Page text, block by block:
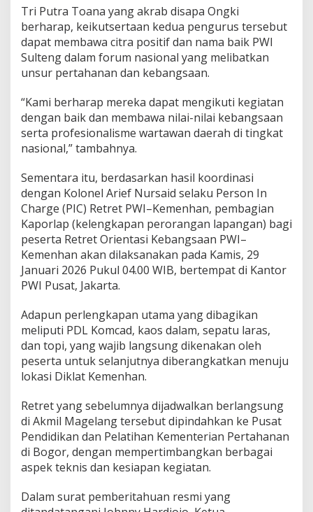
Tri Putra Toana yang akrab disapa Ongki
berharap, keikutsertaan kedua pengurus tersebut
dapat membawa citra positif dan nama baik PWI
Sulteng dalam forum nasional yang melibatkan
unsur pertahanan dan kebangsaan.
“Kami berharap mereka dapat mengikuti kegiatan
dengan baik dan membawa nilai-nilai kebangsaan
serta profesionalisme wartawan daerah di tingkat
nasional,” tambahnya.
Sementara itu, berdasarkan hasil koordinasi
dengan Kolonel Arief Nursaid selaku Person In
Charge (PIC) Retret PWI–Kemenhan, pembagian
Kaporlap (kelengkapan perorangan lapangan) bagi
peserta Retret Orientasi Kebangsaan PWI–
Kemenhan akan dilaksanakan pada Kamis, 29
Januari 2026 Pukul 04.00 WIB, bertempat di Kantor
PWI Pusat, Jakarta.
Adapun perlengkapan utama yang dibagikan
meliputi PDL Komcad, kaos dalam, sepatu laras,
dan topi, yang wajib langsung dikenakan oleh
peserta untuk selanjutnya diberangkatkan menuju
lokasi Diklat Kemenhan.
Retret yang sebelumnya dijadwalkan berlangsung
di Akmil Magelang tersebut dipindahkan ke Pusat
Pendidikan dan Pelatihan Kementerian Pertahanan
di Bogor, dengan mempertimbangkan berbagai
aspek teknis dan kesiapan kegiatan.
Dalam surat pemberitahuan resmi yang